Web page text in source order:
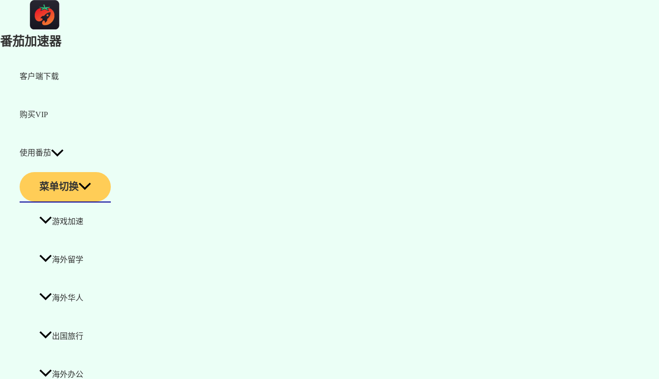
番茄加速器
客户端下载
购买VIP
使用番茄
菜单切换
游戏加速
海外留学
海外华人
出国旅行
海外办公